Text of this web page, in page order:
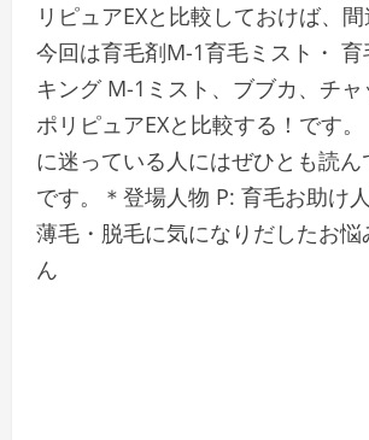
リピュアEXと比較しておけば、
今回は育毛剤M-1育毛ミスト・
キング M-1ミスト、ブブカ、チャ
ポリピュアEXと比較する！です
に迷っている人にはぜひとも読ん
です。＊登場人物 P: 育毛お助け
薄毛・脱毛に気になりだしたお悩
ん